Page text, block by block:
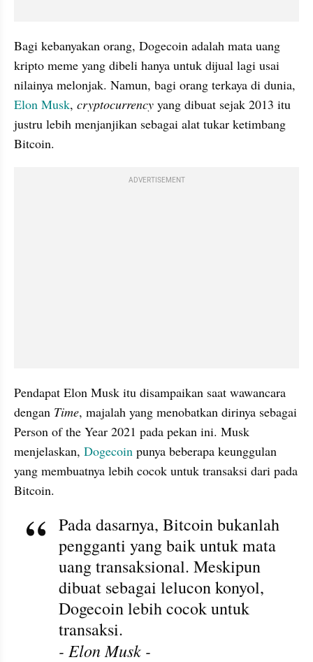
Bagi kebanyakan orang, Dogecoin adalah mata uang
kripto meme yang dibeli hanya untuk dijual lagi usai
Elon Musk, cryptocurrency yang dibuat sejak 2013 itu
justru lebih menjanjikan sebagai alat tukar ketimbang
Bitcoin.
ADVERTISEMENT
Pendapat Elon Musk itu disampaikan saat wawancara
dengan Time, majalah yang menobatkan dirinya sebagai
Person of the Year 2021 pada pekan ini. Musk
menjelaskan, Dogecoin punya beberapa keunggulan
yang membuatnya lebih cocok untuk transaksi dari pada
Bitcoin.
Pada dasarnya, Bitcoin bukanlah
pengganti yang baik untuk mata
uang transaksional. Meskipun
dibuat sebagai lelucon konyol,
Dogecoin lebih cocok untuk
transaksi.
- Elon Musk -